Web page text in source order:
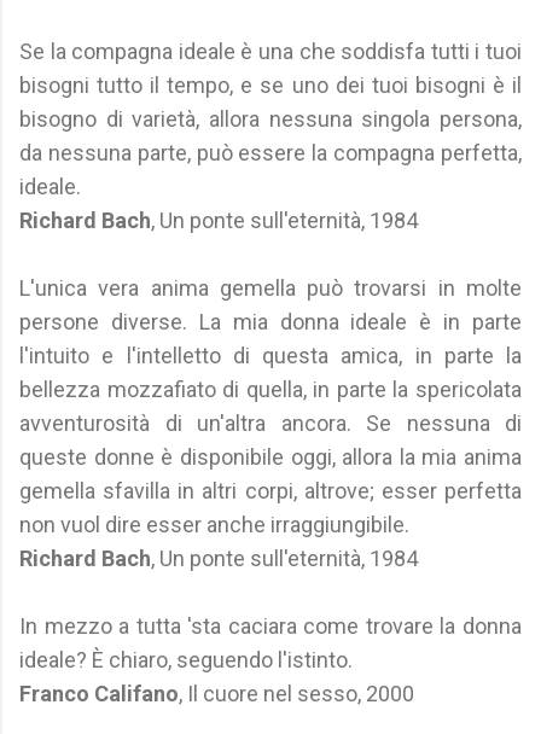
Se la compagna ideale è una che soddisfa tutti i tuoi
bisogni tutto il tempo, e se uno dei tuoi bisogni è il
bisogno di varietà, allora nessuna singola persona,
da nessuna parte, può essere la compagna perfetta,
ideale.
Richard Bach, Un ponte sull'eternità, 1984
L'unica vera anima gemella può trovarsi in molte
persone diverse. La mia donna ideale è in parte
l'intuito e l'intelletto di questa amica, in parte la
bellezza mozzafiato di quella, in parte la spericolata
avventurosità di un'altra ancora. Se nessuna di
queste donne è disponibile oggi, allora la mia anima
gemella sfavilla in altri corpi, altrove; esser perfetta
non vuol dire esser anche irraggiungibile.
Richard Bach, Un ponte sull'eternità, 1984
In mezzo a tutta 'sta caciara come trovare la donna
ideale? È chiaro, seguendo l'istinto.
Franco Califano, Il cuore nel sesso, 2000